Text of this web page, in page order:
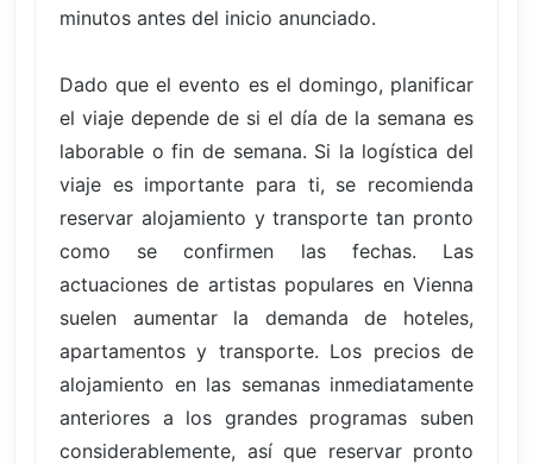
minutos antes del inicio anunciado.
Dado que el evento es el domingo, planificar
el viaje depende de si el día de la semana es
laborable o fin de semana. Si la logística del
viaje es importante para ti, se recomienda
reservar alojamiento y transporte tan pronto
como se confirmen las fechas. Las
actuaciones de artistas populares en Vienna
suelen aumentar la demanda de hoteles,
apartamentos y transporte. Los precios de
alojamiento en las semanas inmediatamente
anteriores a los grandes programas suben
considerablemente, así que reservar pronto